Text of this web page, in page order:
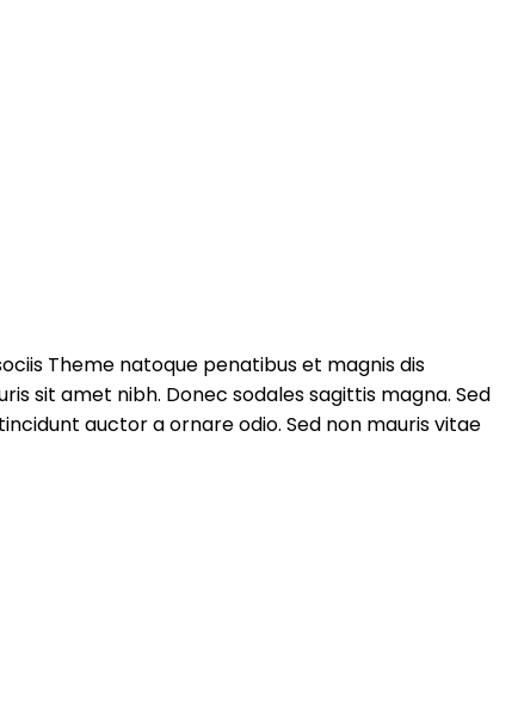
Theme natoque penatibus et magnis dis
sit amet nibh. Donec sodales sagittis magna. Sed
auctor a ornare odio. Sed non mauris vitae